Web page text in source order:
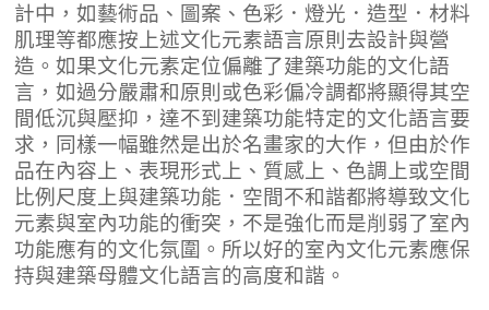
計中，如藝術品、圖案、色彩．燈光．造型．材料
肌理等都應按上述文化元素語言原則去設計與營
造。如果文化元素定位偏離了建築功能的文化語
言，如過分嚴肅和原則或色彩偏冷調都將顯得其空
間低沉與壓抑，達不到建築功能特定的文化語言要
求，同樣一幅雖然是出於名畫家的大作，但由於作
品在內容上、表現形式上、質感上、色調上或空間
比例尺度上與建築功能．空間不和諧都將導致文化
元素與室內功能的衝突，不是強化而是削弱了室內
功能應有的文化氛圍。所以好的室內文化元素應保
持與建築母體文化語言的高度和諧。